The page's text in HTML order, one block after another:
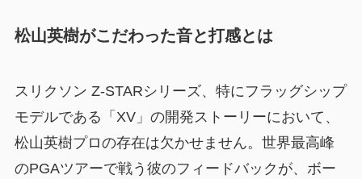
松山英樹がこだわった音と打感とは
スリクソン Z-STARシリーズ、特にフラッグシップ
モデルである「XV」の開発ストーリーにおいて、
松山英樹プロの存在は欠かせません。世界最高峰
のPGAツアーで戦う彼のフィードバックが、ボー